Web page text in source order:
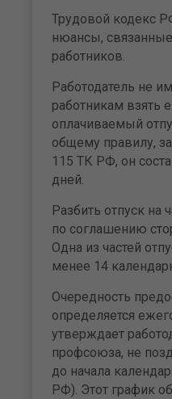
Трудовой кодекс
нюансы,
работников.
Работодатель не
работникам взять
оплачиваемый
общему правилу,
115 ТК РФ, он
дней.
Разбить отпуск на
по соглашению
Одна из частей
менее 14
Очередность
определяется
утверждает
профсоюза, не
до начала
РФ). Этот график